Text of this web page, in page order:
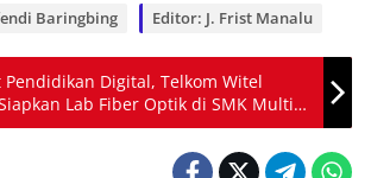
Baringbing Editor: J. Frist Manalu
Pendidikan Digital, Telkom Witel
Lab Fiber Optik di SMK Multi